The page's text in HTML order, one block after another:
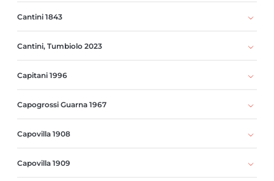
Cantini 1843
Cantini, Tumbiolo 2023
Capitani 1996
Capogrossi Guarna 1967
Capovilla 1908
Capovilla 1909